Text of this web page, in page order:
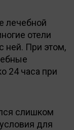
лечебной
отели
ней. При этом,
24 часа при
слишком
для